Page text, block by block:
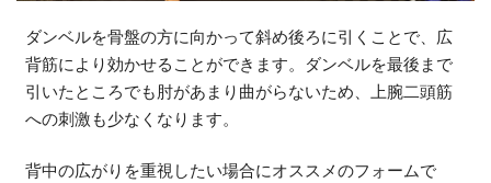
ダンベルを骨盤の方に向かって斜め後ろに引くことで、広
背筋により効かせることができます。ダンベルを最後まで
引いたところでも肘があまり曲がらないため、上腕二頭筋
への刺激も少なくなります。
背中の広がりを重視したい場合にオススメのフォームで